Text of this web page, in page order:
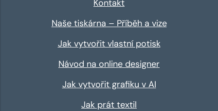
Kontakt
Naše tiskárna – Příběh a vize
Jak vytvořit vlastní potisk
Návod na online designer
Jak vytvořit grafiku v AI
Jak prát textil